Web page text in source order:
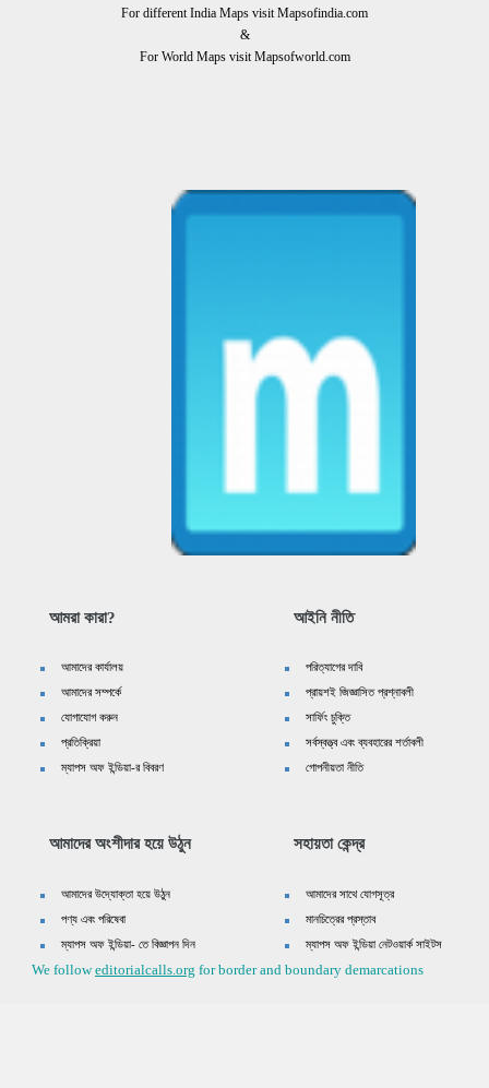
For different India Maps visit Mapsofindia.com
&
For World Maps visit Mapsofworld.com
আমরা কারা?
আমাদের কার্যালয়
আমাদের সম্পর্কে
যোগাযোগ করুন
প্রতিক্রিয়া
ম্যাপস অফ ইন্ডিয়া-র বিবরণ
আইনি নীতি
পরিত্যাগের দাবি
প্রায়শই জিজ্ঞাসিত প্রশ্নাবলী
সার্ফিং চুক্তি
সর্বস্বত্ত্ব এবং ব্যবহারের শর্তাবলী
গোপনীয়তা নীতি
আমাদের অংশীদার হয়ে উঠুন
আমাদের উদ্যোক্তা হয়ে উঠুন
পণ্য এবং পরিষেবা
ম্যাপস অফ ইন্ডিয়া- তে বিজ্ঞাপন দিন
সহায়তা কেন্দ্র
আমাদের সাথে যোগসূত্র
মানচিত্রের প্রস্তাব
ম্যাপস অফ ইন্ডিয়া নেটওয়ার্ক সাইটস
We followeditorialcalls.org for border and boundary demarcations